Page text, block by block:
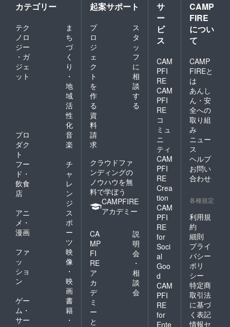
カテゴリー
テク
ノロ
ジー
・ガ
ジェ
ット
ま
ち
づ
く
り
・
地
域
活
性
化
プロ
ダク
ト
音
楽
フー
ド・
飲食
店
チ
ャ
レ
ン
ジ
アニ
メ・
漫画
ス
ポ
ー
ツ
ファ
ッ
ショ
ン
映
像
・
映
画
ゲー
ム・
サー
書
籍
・
起案サポート
プ
ロ
ジ
ェ
ク
ト
を
作
る
ス
タ
ッ
フ
に
相
談
す
る
資
料
請
求
クラウドファ
ンディングの
ノウハウを無
料で学ぼう
CAMPFIRE
アカデミー
CA
MP
FI
RE
ア
カ
デ
ミ
ー
と
説
明
会
・
相
談
会
サ
ー
ビ
ス
CAM
PFI
RE
CAM
PFI
RE
コ
ミュ
ニ
ティ
CAM
PFI
RE
Crea
tion
CAM
PFI
RE
for
Soci
al
Goo
d
CAM
PFI
RE
for
Ente
CAMP
FIRE
につい
て
CAMP
FIREと
は
あんし
ん・安
全への
取り組
み
ニュー
ス
ヘルプ
お問い
合わせ
各種規定
利用規
約
細則
プライ
バシー
ポリ
シー
特定商
取引法
に基づ
く表記
情報セ